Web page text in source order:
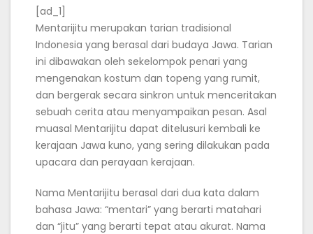
[ad_1]
Mentarijitu merupakan tarian tradisional
Indonesia yang berasal dari budaya Jawa. Tarian
ini dibawakan oleh sekelompok penari yang
mengenakan kostum dan topeng yang rumit,
dan bergerak secara sinkron untuk menceritakan
sebuah cerita atau menyampaikan pesan. Asal
muasal Mentarijitu dapat ditelusuri kembali ke
kerajaan Jawa kuno, yang sering dilakukan pada
upacara dan perayaan kerajaan.
Nama Mentarijitu berasal dari dua kata dalam
bahasa Jawa: “mentari” yang berarti matahari
dan “jitu” yang berarti tepat atau akurat. Nama